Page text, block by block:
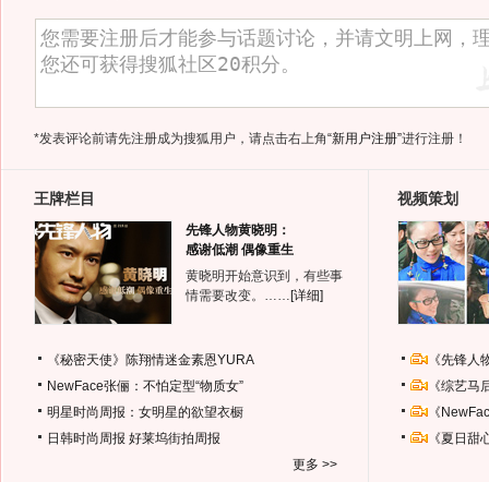
*发表评论前请先注册成为搜狐用户，请点击右上角“新用户注册”进行注册！
王牌栏目
先锋人物黄晓明：
感谢低潮 偶像重生
黄晓明开始意识到，有些事
情需要改变。…… [详细]
《秘密天使》陈翔情迷金素恩YURA
NewFace张俪：不怕定型“物质女”
明星时尚周报：女明星的欲望衣橱
日韩时尚周报 好莱坞街拍周报
更多 >>
视频策划
《先锋
《综艺
《
《夏日